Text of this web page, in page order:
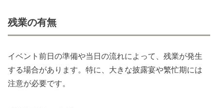
残業の有無
イベント前日の準備や当日の流れによって、残業が発生
する場合があります。特に、大きな披露宴や繁忙期には
注意が必要です。